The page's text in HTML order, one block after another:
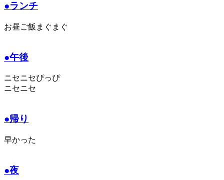
●ランチ
お昼ご飯まぐまぐ
●午後
ニセニセぴっぴ
ニセニセ
●帰り
早かった
●夜